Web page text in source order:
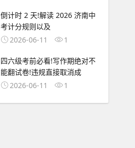
倒计时 2 天!解读 2026 济南中
考计分规则以及
2026-06-11
1
四六级考前必看!写作期绝对不
能翻试卷!违规直接取消成
2026-06-11
1